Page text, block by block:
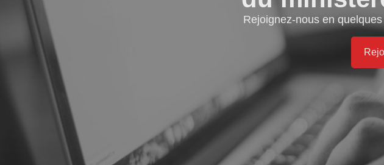
Rejoignez-nous en